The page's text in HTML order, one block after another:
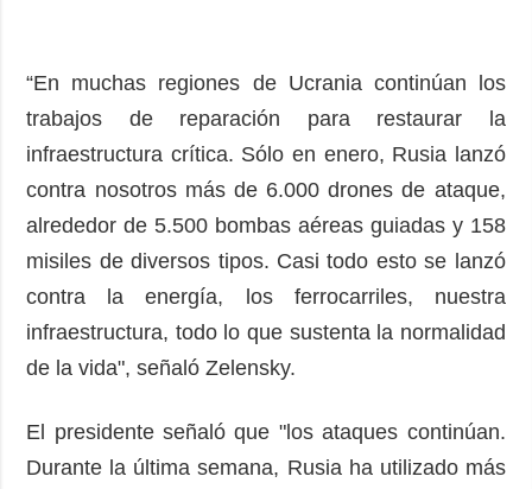
“En muchas regiones de Ucrania continúan los
trabajos de reparación para restaurar la
infraestructura crítica. Sólo en enero, Rusia lanzó
contra nosotros más de 6.000 drones de ataque,
alrededor de 5.500 bombas aéreas guiadas y 158
misiles de diversos tipos. Casi todo esto se lanzó
contra la energía, los ferrocarriles, nuestra
infraestructura, todo lo que sustenta la normalidad
de la vida", señaló Zelensky.
El presidente señaló que "los ataques continúan.
Durante la última semana, Rusia ha utilizado más